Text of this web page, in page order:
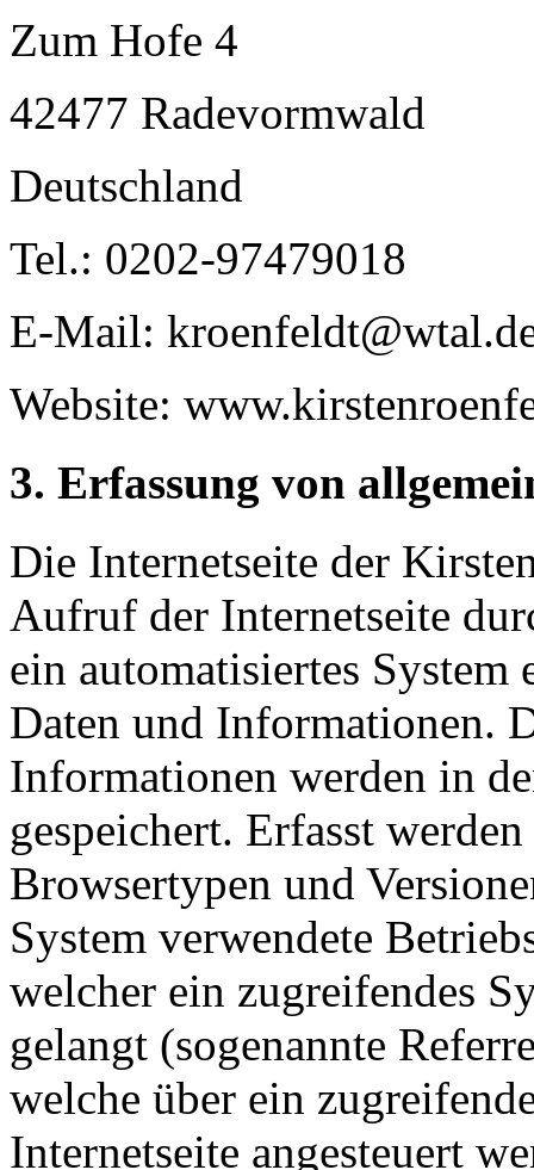
Zum Hofe 4
42477 Radevormwald
Deutschland
Tel.: 0202-97479018
E-Mail:
Website:
3. Erfassung von
Die Internetseite der
Aufruf der Internetseite
ein automatisiertes
Daten und Informationen.
Informationen werden in
gespeichert. Erfasst
Browsertypen und
System verwendete
welcher ein zugreifendes
gelangt (sogenannte
welche über ein
Internetseite angesteuert